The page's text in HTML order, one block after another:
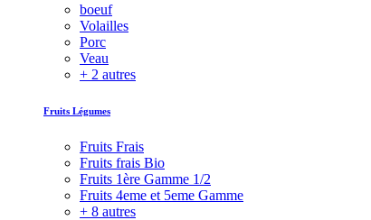
boeuf
Volailles
Porc
Veau
+ 2 autres
Fruits Légumes
Fruits Frais
Fruits frais Bio
Fruits 1ère Gamme 1/2
Fruits 4eme et 5eme Gamme
+ 8 autres